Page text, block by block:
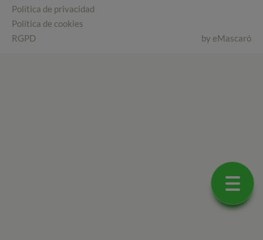
Política de privacidad
Política de cookies
RGPD
by eMascaró